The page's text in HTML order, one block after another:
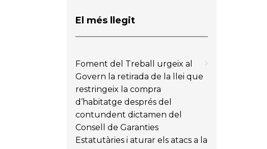
El més llegit
Foment del Treball urgeix al
Govern la retirada de la llei que
restringeix la compra
d’habitatge després del
contundent dictamen del
Consell de Garanties
Estatutàries i aturar els atacs a la